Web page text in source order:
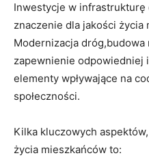
Inwestycje w infrastrukturę
znaczenie dla jakości życia
Modernizacja
zapewnienie odpowiedniej
elementy wpływające na
społeczności.
Kilka kluczowych
życia mieszkańców to: